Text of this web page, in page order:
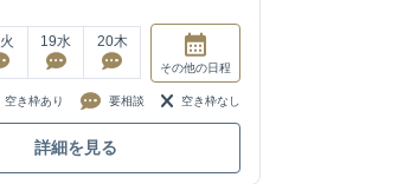
火 19水 20木
その他の日程
空き枠あり 要相談 空き枠なし
詳細を見る